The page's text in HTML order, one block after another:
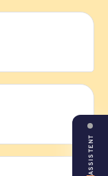
ASSISTENT